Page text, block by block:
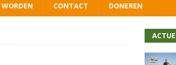
‘Groeien met behoud van karakter’
CONTACT DONEREN